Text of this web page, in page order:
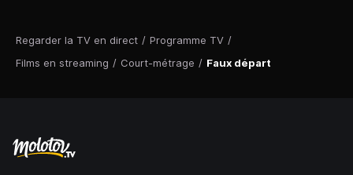
Regarder la TV en direct / Programme TV /
Films en streaming / Court-métrage / Faux départ